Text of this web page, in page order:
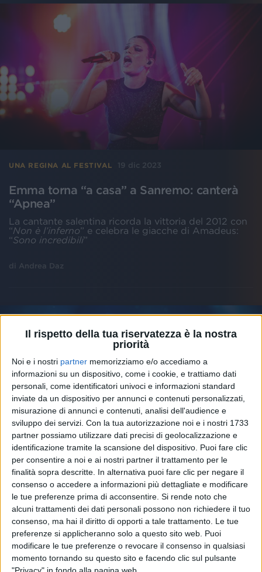
Il rispetto della tua riservatezza è la nostra
priorità
Noi e i nostri partner memorizziamo e/o accediamo a
informazioni su un dispositivo, come i cookie, e trattiamo dati
personali, come identificatori univoci e informazioni standard
inviate da un dispositivo per annunci e contenuti personalizzati,
misurazione di annunci e contenuti, analisi dell'audience e
sviluppo dei servizi. Con la tua autorizzazione noi e i nostri 1733
partner possiamo utilizzare dati precisi di geolocalizzazione e
identificazione tramite la scansione del dispositivo. Puoi fare clic
per consentire a noi e ai nostri partner il trattamento per le
finalità sopra descritte. In alternativa puoi fare clic per negare il
consenso o accedere a informazioni più dettagliate e modificare
le tue preferenze prima di acconsentire. Si rende noto che
alcuni trattamenti dei dati personali possono non richiedere il tuo
consenso, ma hai il diritto di opporti a tale trattamento. Le tue
preferenze si applicheranno solo a questo sito web. Puoi
modificare le tue preferenze o revocare il consenso in qualsiasi
momento tornando su questo sito e facendo clic sul pulsante
"Privacy" in fondo alla pagina web.
UNA REGINA AL FESTIVAL 19 dic 2023
Emma torna “a casa” a Sanremo: canterà
“Apnea”
La cantante salentina ricorda la vittoria del 2012 con
“Non è l’inferno” e celebra le giacche di Amadeus:
“Sono incredibili”
di Andrea Daz
IL SINGOLO È GIÀ UNA HIT 01 set 2023
Emma, il ritorno. “Iniziamo dalla fine” e tre
nuovi concerti nei club
La canzone è stata l’ultima del disco “Souvenir” ad
essere stata chiusa. L’album arriverà in autunno. “
iniziato un nuovo viaggio. Sono onorata di avere così
tanta gente a bordo. Vi amo”: il suo messaggio per i
fan